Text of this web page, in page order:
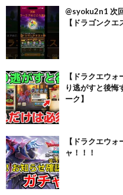
@syoku2n1 次
【ドラゴンク
【ドラクエウ
り逃がすと後悔
ーク】
【ドラクエウ
ャ！！！